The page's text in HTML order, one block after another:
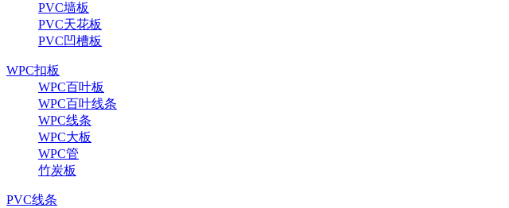
PVC墙板
PVC天花板
PVC凹槽板
WPC扣板
WPC百叶板
WPC百叶线条
WPC线条
WPC大板
WPC管
竹炭板
PVC线条